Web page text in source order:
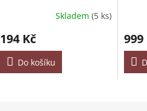
Skladem(5 ks)
194 Kč
Do košíku
999